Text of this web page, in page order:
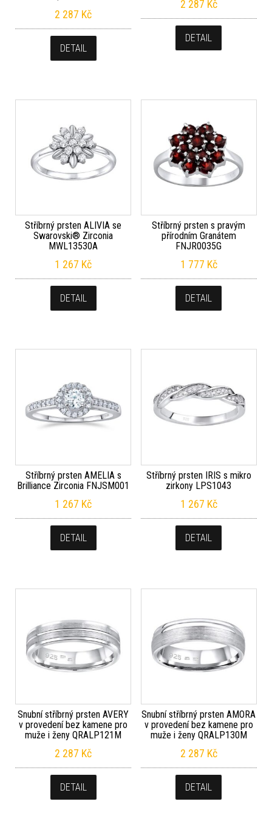
2 287 Kč
DETAIL
2 287 Kč
DETAIL
Stříbrný prsten ALIVIA se
Swarovski® Zirconia
MWL13530A
1 267 Kč
DETAIL
Stříbrný prsten s pravým
přírodním Granátem
FNJR0035G
1 777 Kč
DETAIL
Stříbrný prsten AMELIA s
Brilliance Zirconia FNJSM001
1 267 Kč
DETAIL
Stříbrný prsten IRIS s mikro
zirkony LPS1043
1 267 Kč
DETAIL
Snubní stříbrný prsten AVERY
v provedení bez kamene pro
muže i ženy QRALP121M
2 287 Kč
DETAIL
Snubní stříbrný prsten AMORA
v provedení bez kamene pro
muže i ženy QRALP130M
2 287 Kč
DETAIL